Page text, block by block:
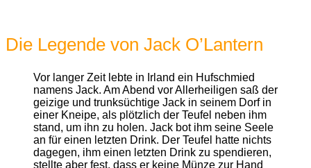
Die Legende von Jack O’Lantern
Vor langer Zeit lebte in Irland ein Hufschmied
namens Jack. Am Abend vor Allerheiligen saß der
geizige und trunksüchtige Jack in seinem Dorf in
einer Kneipe, als plötzlich der Teufel neben ihm
stand, um ihn zu holen. Jack bot ihm seine Seele
an für einen letzten Drink. Der Teufel hatte nichts
dagegen, ihm einen letzten Drink zu spendieren,
stellte aber fest, dass er keine Münze zur Hand